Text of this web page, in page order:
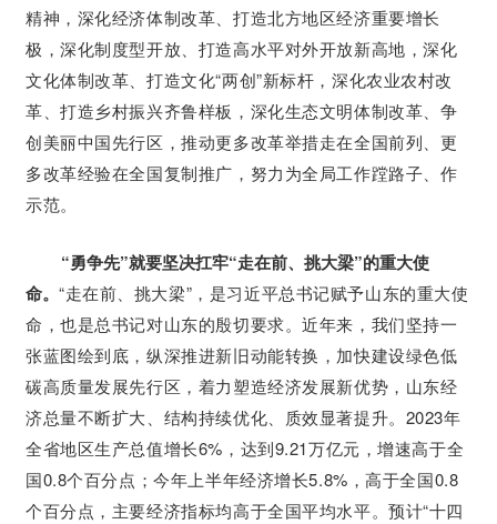
精神，深化经济体制改革、打造北方地区经济重要增长
极，深化制度型开放、打造高水平对外开放新高地，深化
文化体制改革、打造文化“两创”新标杆，深化农业农村改
革、打造乡村振兴齐鲁样板，深化生态文明体制改革、争
创美丽中国先行区，推动更多改革举措走在全国前列、更
多改革经验在全国复制推广，努力为全局工作蹚路子、作
示范。
“勇争先”就要坚决扛牢“走在前、挑大梁”的重大使
命。 “走在前、挑大梁”，是习近平总书记赋予山东的重大使
命，也是总书记对山东的殷切要求。近年来，我们坚持一
张蓝图绘到底，纵深推进新旧动能转换，加快建设绿色低
碳高质量发展先行区，着力塑造经济发展新优势，山东经
济总量不断扩大、结构持续优化、质效显著提升。2023年
全省地区生产总值增长6%，达到9.21万亿元，增速高于全
国0.8个百分点；今年上半年经济增长5.8%，高于全国0.8
个百分点，主要经济指标均高于全国平均水平。预计“十四